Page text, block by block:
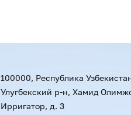
100000, Республика
Улугбекский р-н, Хамид
Ирригатор, д. 3